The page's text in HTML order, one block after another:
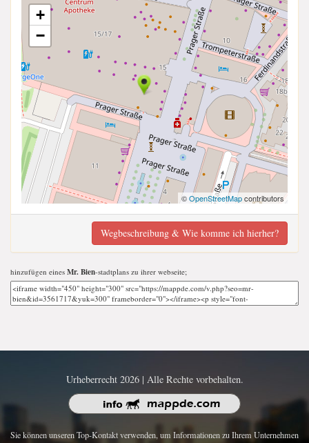
+
−
©OpenStreetMapcontributors
Wegbeschreibung & Wie komme ich hierher?
hinzufügen eines Mr. Bien-stadtplans zu ihrer webseite;
Urheberrecht 2026 | Alle Rechte vorbehalten.
Sie können unseren Top-Kontakt verwenden, um Informationen zu Ihrem Unternehmen